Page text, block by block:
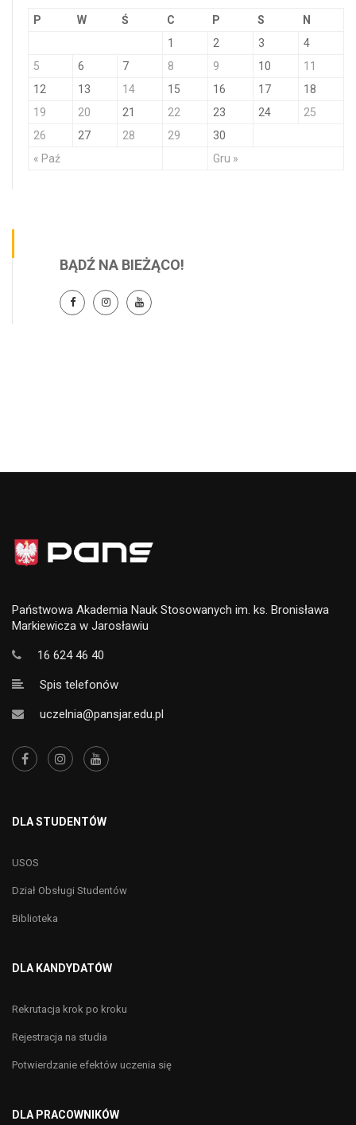
P W Ś C P S N
« Paź Gru »
1 2 3
4
5
6 7 8 9 10
11
12
13 14 15 16 17
18
19
20 21 22 23 24
25
26
27 28 29 30
BĄDŹ NA BIEŻĄCO!
Państwowa Akademia Nauk Stosowanych im. ks. Bronisława
Markiewicza w Jarosławiu
16 624 46 40
Spis telefonów
uczelnia@pansjar.edu.pl
DLA STUDENTÓW
USOS
Dział Obsługi Studentów
Biblioteka
DLA KANDYDATÓW
Rekrutacja krok po kroku
Rejestracja na studia
Potwierdzanie efektów uczenia się
DLA PRACOWNIKÓW